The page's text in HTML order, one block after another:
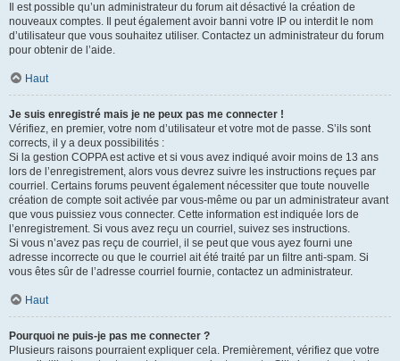
Il est possible qu’un administrateur du forum ait désactivé la création de
nouveaux comptes. Il peut également avoir banni votre IP ou interdit le nom
d’utilisateur que vous souhaitez utiliser. Contactez un administrateur du forum
pour obtenir de l’aide.
Haut
Je suis enregistré mais je ne peux pas me connecter !
Vérifiez, en premier, votre nom d’utilisateur et votre mot de passe. S’ils sont
corrects, il y a deux possibilités :
Si la gestion COPPA est active et si vous avez indiqué avoir moins de 13 ans
lors de l’enregistrement, alors vous devrez suivre les instructions reçues par
courriel. Certains forums peuvent également nécessiter que toute nouvelle
création de compte soit activée par vous-même ou par un administrateur avant
que vous puissiez vous connecter. Cette information est indiquée lors de
l’enregistrement. Si vous avez reçu un courriel, suivez ses instructions.
Si vous n’avez pas reçu de courriel, il se peut que vous ayez fourni une
adresse incorrecte ou que le courriel ait été traité par un filtre anti-spam. Si
vous êtes sûr de l’adresse courriel fournie, contactez un administrateur.
Haut
Pourquoi ne puis-je pas me connecter ?
Plusieurs raisons pourraient expliquer cela. Premièrement, vérifiez que votre